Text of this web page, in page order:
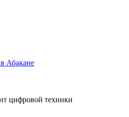
Абакане
цифровой техники